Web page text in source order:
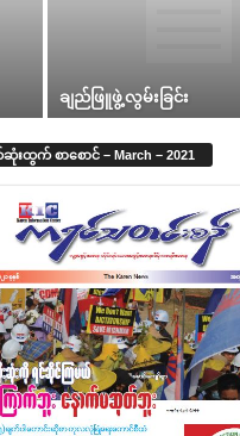
ချည်ဖြူဖွဲ့လွမ်းခြင်း
းထွက် စာစောင် – March – 2021